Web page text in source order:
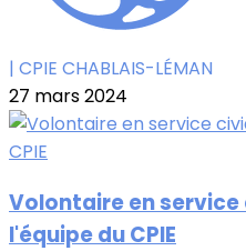
| CPIE CHABLAIS-LÉMAN
27 mars 2024
Volontaire en service
l'équipe du CPIE